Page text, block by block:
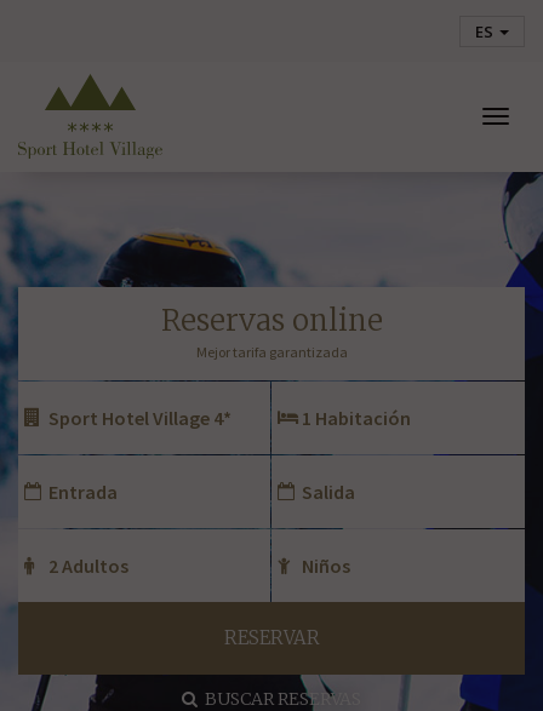
ES
reservas online
Mejor tarifa garantizada
RESERVAR
BUSCAR RESERVAS